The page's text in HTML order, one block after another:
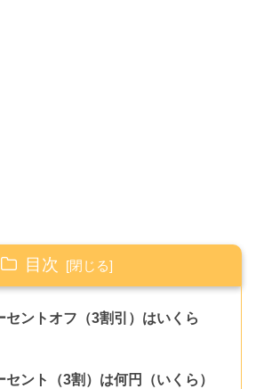
目次
セントオフ（3割引）はいくら
ント（3割）は何円（いくら）